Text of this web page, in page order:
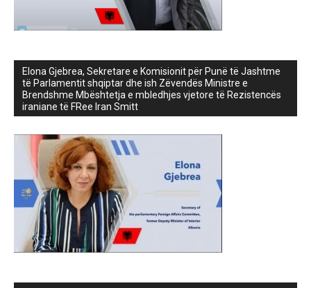
Elona Gjebrea, Sekretare e Komisionit për Punë të Jashtme
të Parlamentit shqiptar dhe ish Zëvendës Ministre e
Brendshme Mbështetja e mbledhjes vjetore të Rezistencës
iraniane të FRee Iran Smitt